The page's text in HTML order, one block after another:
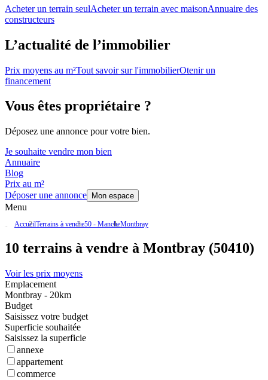
Acheter un terrain seulAcheter un terrain avec maisonAnnuaire des
constructeurs
L’actualité de l’immobilier
Prix moyens au m²Tout savoir sur l'immobilierOtenir un
financement
Vous êtes propriétaire ?
Déposez une annonce pour votre bien.
Je souhaite vendre mon bien
Annuaire
Blog
Prix au m²
Déposer une annonce
Mon espace
Menu
AccueilTerrains à vendre50 - MancheMontbray
10 terrains à vendre à Montbray (50410)
Voir les prix moyens
Emplacement
Montbray - 20km
Budget
Saisissez votre budget
Superficie souhaitée
Saisissez la superficie
annexe
appartement
commerce